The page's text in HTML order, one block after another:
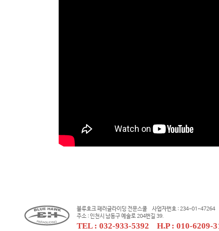
블루호크 패러글라이딩 전문스쿨 사업자번호 : 234-01-47264
주소 : 인천시 남동구 예술로 204번길 39.
TEL : 032-933-5392 H.P : 010-6209-